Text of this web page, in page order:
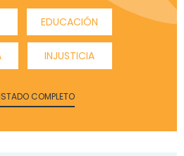
EDUCACIÓN
INJUSTICIA
COMPLETO